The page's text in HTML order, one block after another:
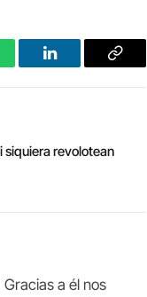
LinkedIn Copy
siquiera revolotean
a él nos